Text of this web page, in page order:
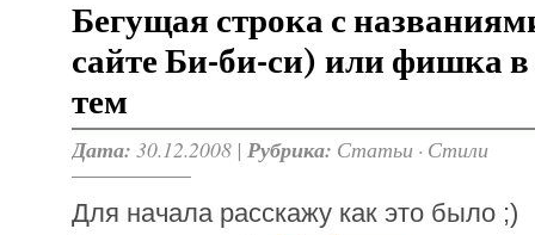
Бегущая строка с
сайте Би-би-си) или фишка
тем
Дата: 30.12.2008 | Рубрика: Статьи · Стили
Для начала расскажу как это было ;)